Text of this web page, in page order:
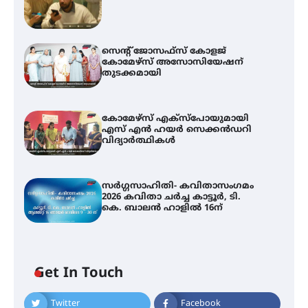
സെന്റ് ജോസഫ്സ് കോളജ്
കോമേഴ്‌സ് അസോസിയേഷന്
തുടക്കമായി
കോമേഴ്സ് എക്സ്പോയുമായി
എസ് എൻ ഹയർ സെക്കൻഡറി
വിദ്യാർത്ഥികൾ
സർഗ്ഗസാഹിതി- കവിതാസംഗമം
2026 കവിതാ ചർച്ച കാട്ടൂർ, ടി.
കെ. ബാലൻ ഹാളിൽ 16ന്
Get In Touch
Twitter Facebook